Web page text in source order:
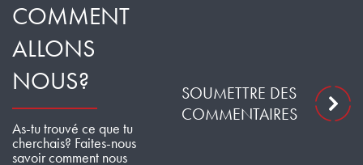
COMMENT
ALLONS
NOUS?
As-tu trouvé ce que tu
cherchais? Faites-nous
savoir comment nous
SOUMETTRE DES
COMMENTAIRES